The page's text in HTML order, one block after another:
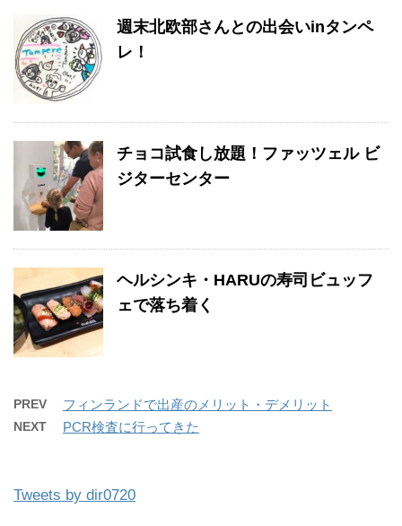
週末北欧部さんとの出会いinタンペ
レ！
チョコ試食し放題！ファッツェル ビ
ジターセンター
ヘルシンキ・HARUの寿司ビュッフ
ェで落ち着く
PREV フィンランドで出産のメリット・デメリット
NEXT PCR検査に行ってきた
Tweets by dir0720